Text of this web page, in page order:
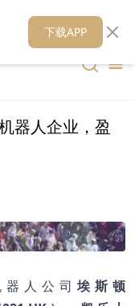
财华媒体矩阵 财华智库
器人企业，盈
器人公司埃斯顿
下载APP